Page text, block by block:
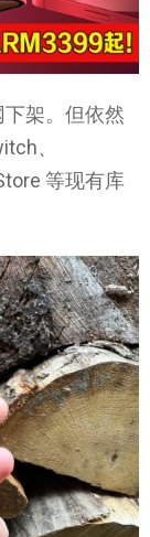
下架。但依然
、
等现有库